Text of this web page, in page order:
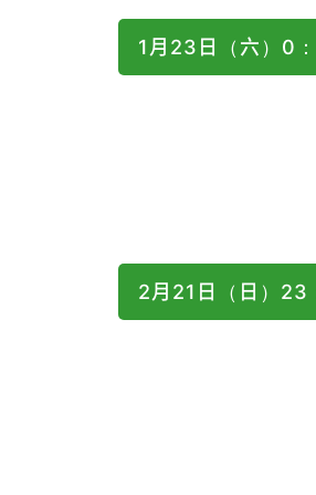
1月23日（六）0
2月21日（日）